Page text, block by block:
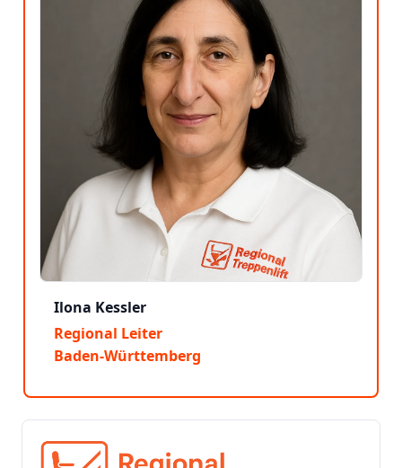
Ilona Kessler
Regional Leiter
Baden-Württemberg